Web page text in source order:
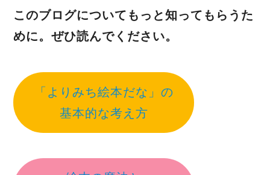
このブログについてもっと知ってもらうた
めに。ぜひ読んでください。
「よりみち絵本だな」の
基本的な考え方